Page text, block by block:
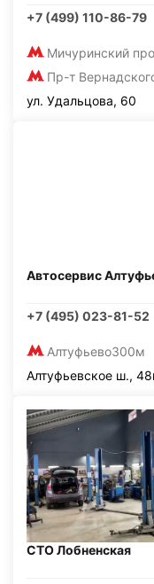
+7 (499) 110-86-79
Мичуринский
Пр-т
ул. Удальцова, 60
Автосервис
+7 (495) 023-81-52
Алтуфьево300м
Алтуфьевское ш.,
СТО Лобненская